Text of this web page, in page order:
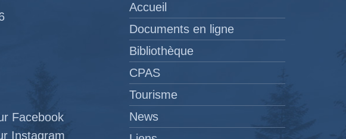
Facebook
Instagram
Accueil
Documents en ligne
Bibliothèque
CPAS
Tourisme
News